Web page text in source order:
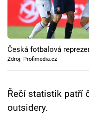
Cool Esport
Pořady
TV Program
Přihlášení
Česká fotbalová
Zdroj: Profimedia.cz
Řečí statistik patří
outsidery.